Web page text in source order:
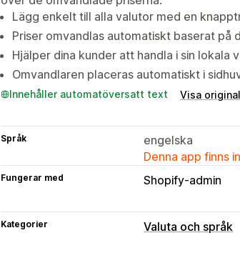
Lägg enkelt till alla valutor med en
Priser omvandlas automatiskt baserat på
Hjälper dina kunder att handla i sin
Omvandlaren placeras automatiskt i
Innehåller automatöversatt text Visa original
Språk
engelska
Denna app finns
Fungerar med Shopify-admin
Kategorier Valuta och språk